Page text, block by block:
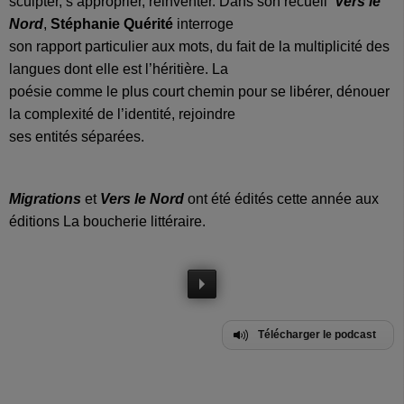
Nord, Stéphanie Quérité interroge
son rapport particulier aux mots, du fait de la multiplicité des
langues dont elle est l’héritière. La
poésie comme le plus court chemin pour se libérer, dénouer
la complexité de l’identité, rejoindre
ses entités séparées.
Migrations et Vers le Nord ont été édités cette année aux
éditions La boucherie littéraire.
Télécharger le podcast